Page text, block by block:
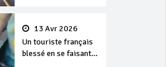
13 Avr 2026
Un touriste français
blessé en se faisant